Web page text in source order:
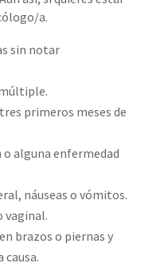
a.
sin notar
primeros meses de
alguna enfermedad
náuseas o vómitos.
vaginal.
brazos o piernas y
causa.